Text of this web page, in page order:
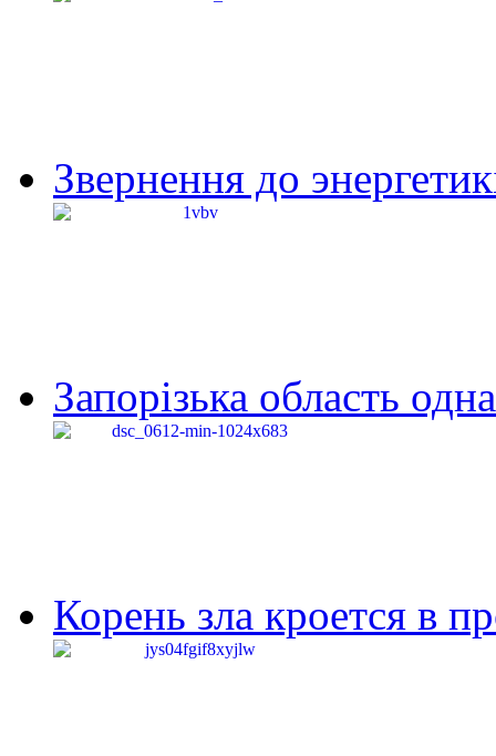
Звернення до
Запорізька область
Корень зла кроется в